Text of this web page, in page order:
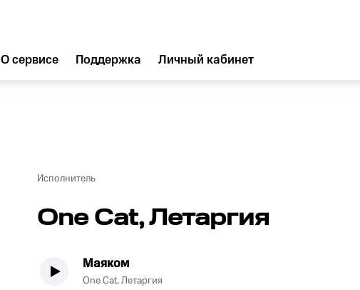
О сервисе Поддержка Личный кабинет
Исполнитель
One Cat, Летаргия
Маяком
One Cat, Летаргия